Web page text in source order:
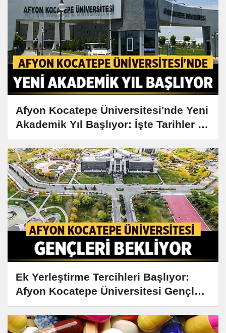
Afyon Kocatepe Üniversitesi'nde Yeni
Akademik Yıl Başlıyor: İşte Tarihler ve
Detaylar
Ek Yerleştirme Tercihleri Başlıyor:
Afyon Kocatepe Üniversitesi Gençleri
Bekliyor